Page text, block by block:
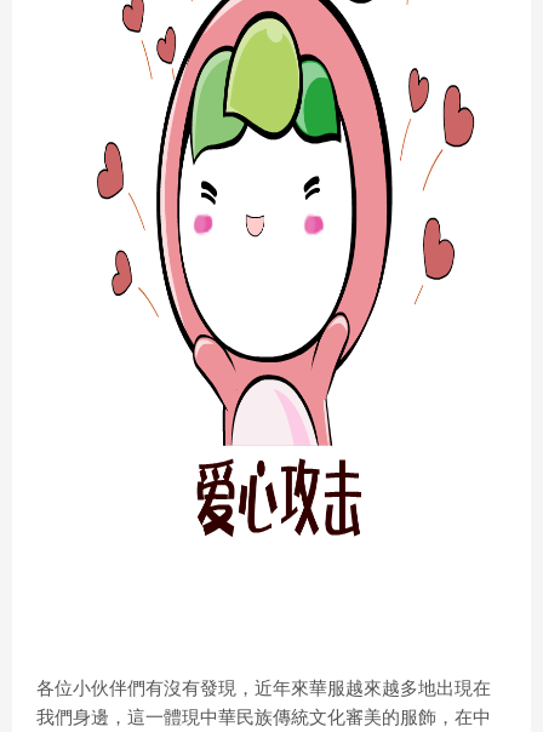
各位小伙伴們有沒有發現，近年來華服越來越多地出現在
我們身邊，這一體現中華民族傳統文化審美的服飾，在中